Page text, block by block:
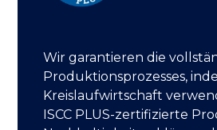
Wir garantieren die
Produktionsprozesses,
Kreislaufwirtschaft
ISCC PLUS-zertifizierte